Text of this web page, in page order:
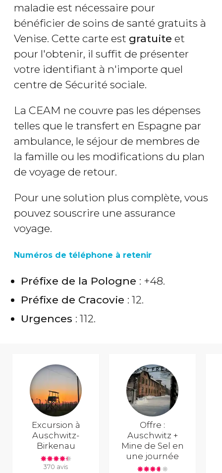
maladie est nécessaire pour
bénéficier de soins de santé gratuits à
Venise. Cette carte est gratuite et
pour l'obtenir, il suffit de présenter
votre identifiant à n'importe quel
centre de Sécurité sociale.
La CEAM ne couvre pas les dépenses
telles que le transfert en Espagne par
ambulance, le séjour de membres de
la famille ou les modifications du plan
de voyage de retour.
Pour une solution plus complète, vous
pouvez souscrire une assurance
voyage.
Numéros de téléphone à retenir
Préfixe de la Pologne : +48.
Préfixe de Cracovie : 12.
Urgences : 112.
Excursion à
Auschwitz-
Birkenau
370 avis
Offre :
Auschwitz +
Mine de Sel en
une journée